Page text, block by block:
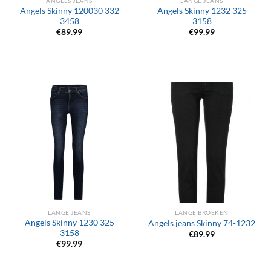
Angels Skinny 120030 332
3458
€89.99
Angels Skinny 1232 325
3158
€99.99
LANGE JEANS
Angels Skinny 1230 325
3158
€99.99
LANGE BROEKEN
Angels jeans Skinny 74-1232
€89.99